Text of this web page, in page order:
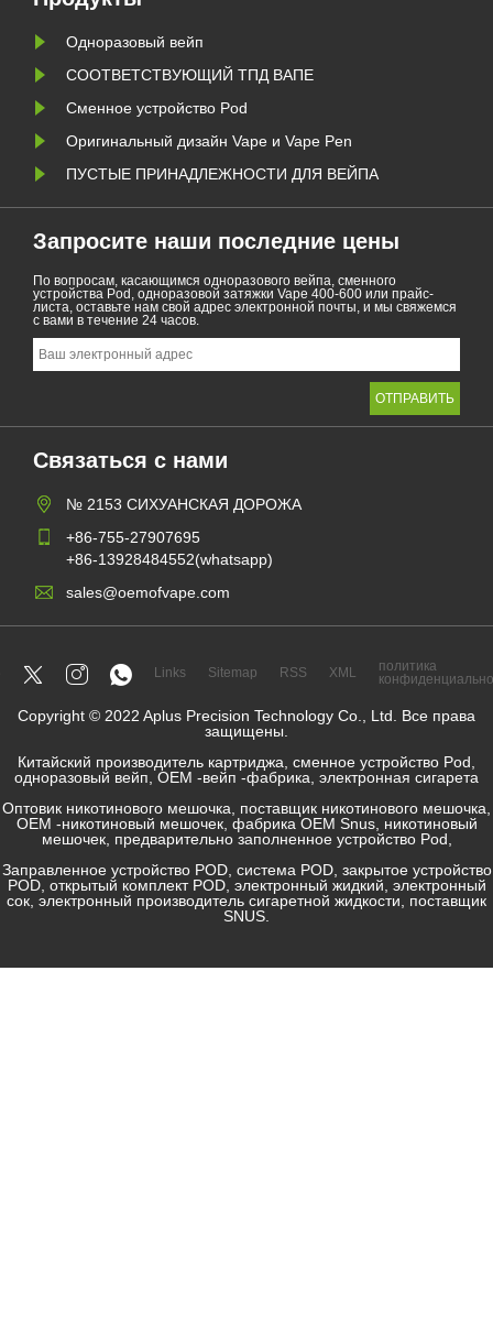
Одноразовый вейп
СООТВЕТСТВУЮЩИЙ ТПД ВАПЕ
Сменное устройство Pod
Оригинальный дизайн Vape и Vape Pen
ПУСТЫЕ ПРИНАДЛЕЖНОСТИ ДЛЯ ВЕЙПА
Запросите наши последние цены
По вопросам, касающимся одноразового вейпа, сменного
устройства Pod, одноразовой затяжки Vape 400-600 или прайс-
листа, оставьте нам свой адрес электронной почты, и мы свяжемся
с вами в течение 24 часов.
Связаться с нами
№ 2153 СИХУАНСКАЯ ДОРОЖА
+86-755-27907695
+86-13928484552(whatsapp)
sales@oemofvape.com
Links Sitemap RSS XML
политика
Copyright © 2022 Aplus Precision Technology Co., Ltd. Все права
защищены.
Китайский производитель картриджа, сменное устройство Pod,
одноразовый вейп, OEM -вейп -фабрика, электронная сигарета
Оптовик никотинового мешочка, поставщик никотинового мешочка,
OEM -никотиновый мешочек, фабрика OEM Snus, никотиновый
мешочек, предварительно заполненное устройство Pod,
Заправленное устройство POD, система POD, закрытое устройство
POD, открытый комплект POD, электронный жидкий, электронный
сок, электронный производитель сигаретной жидкости, поставщик
SNUS.